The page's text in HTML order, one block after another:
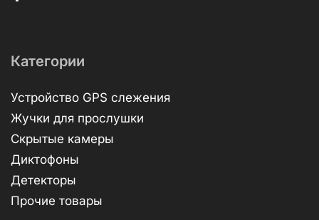
Категории
Устройство GPS слежения
Жучки для прослушки
Скрытые камеры
Диктофоны
Детекторы
Прочие товары